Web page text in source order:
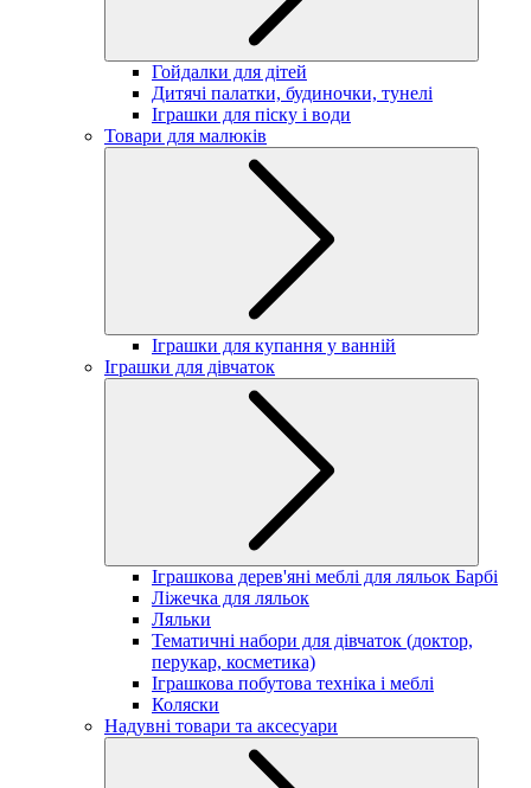
Гойдалки для дітей
Дитячі палатки, будиночки, тунелі
Іграшки для піску і води
Товари для малюків
Іграшки для купання у ванній
Іграшки для дівчаток
Іграшкова дерев'яні меблі для ляльок Барбі
Ліжечка для ляльок
Ляльки
Тематичні набори для дівчаток (доктор,
перукар, косметика)
Іграшкова побутова техніка і меблі
Коляски
Надувні товари та аксесуари